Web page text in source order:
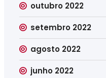
outubro 2022
setembro 2022
agosto 2022
junho 2022